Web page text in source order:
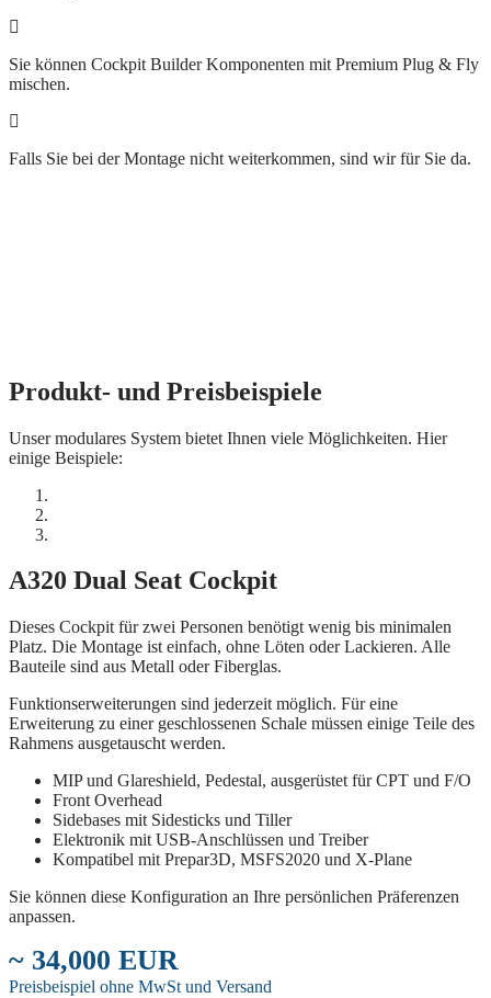
Sie können Cockpit Builder Komponenten mit Premium Plug & Fly
mischen.
Falls Sie bei der Montage nicht weiterkommen, sind wir für Sie da.
Produkt- und Preisbeispiele
Unser modulares System bietet Ihnen viele Möglichkeiten. Hier
einige Beispiele:
A320 Dual Seat Cockpit
Dieses Cockpit für zwei Personen benötigt wenig bis minimalen
Platz. Die Montage ist einfach, ohne Löten oder Lackieren. Alle
Bauteile sind aus Metall oder Fiberglas.
Funktionserweiterungen sind jederzeit möglich. Für eine
Erweiterung zu einer geschlossenen Schale müssen einige Teile des
Rahmens ausgetauscht werden.
MIP und Glareshield, Pedestal, ausgerüstet für CPT und F/O
Front Overhead
Sidebases mit Sidesticks und Tiller
Elektronik mit USB-Anschlüssen und Treiber
Kompatibel mit Prepar3D, MSFS2020 und X-Plane
Sie können diese Konfiguration an Ihre persönlichen Präferenzen
anpassen.
~ 34,000 EUR
Preisbeispiel ohne MwSt und Versand